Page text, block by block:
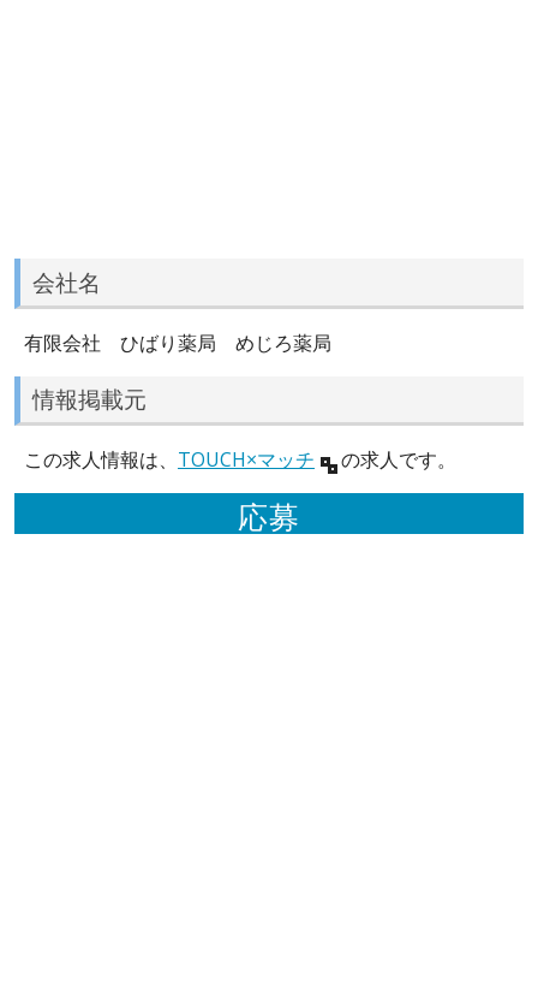
会社名
有限会社 ひばり薬局 めじろ薬局
情報掲載元
この求人情報は、 TOUCH×マッチ の求人です。
応募